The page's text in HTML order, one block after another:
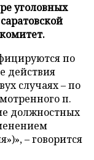
уголовных
по
действия
случаях – по
п.
должностных
– говорится